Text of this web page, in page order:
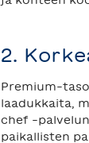
2.
Premium-
laadukkaita,
chef -
paikallisten